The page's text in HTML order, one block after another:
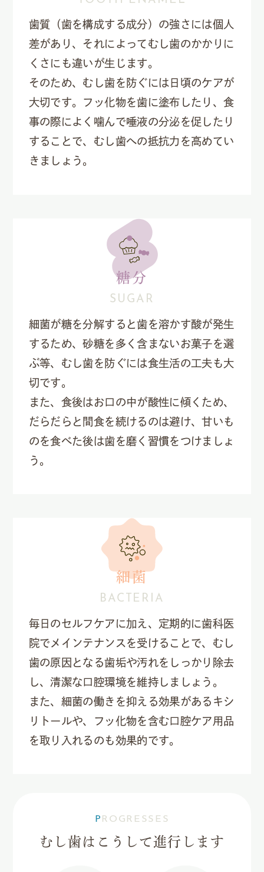
歯質（歯を構成する成分）の強さには個人
差があり、それによってむし歯のかかりに
くさにも違いが生じます。
そのため、むし歯を防ぐには日頃のケアが
大切です。フッ化物を歯に塗布したり、食
事の際によく噛んで唾液の分泌を促したり
することで、むし歯への抵抗力を高めてい
きましょう。
糖分
SUGAR
細菌が糖を分解すると歯を溶かす酸が発生
するため、砂糖を多く含まないお菓子を選
ぶ等、むし歯を防ぐには食生活の工夫も大
切です。
また、食後はお口の中が酸性に傾くため、
だらだらと間食を続けるのは避け、甘いも
のを食べた後は歯を磨く習慣をつけましょ
う。
細菌
BACTERIA
毎日のセルフケアに加え、定期的に歯科医
院でメインテナンスを受けることで、むし
歯の原因となる歯垢や汚れをしっかり除去
し、清潔な口腔環境を維持しましょう。
また、細菌の働きを抑える効果があるキシ
リトールや、フッ化物を含む口腔ケア用品
を取り入れるのも効果的です。
PROGRESSES
むし歯はこうして進行します